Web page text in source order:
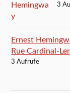
3
Ernest
Rue Cardinal-
3 Aufrufe